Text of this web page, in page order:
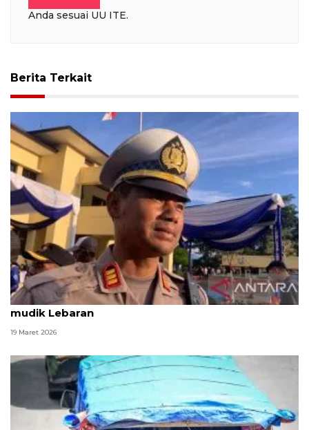
Anda sesuai UU ITE.
Berita Terkait
Polres Cianjur lakukan rekayasa saat puncak arus
mudik Lebaran
19 Maret 2026